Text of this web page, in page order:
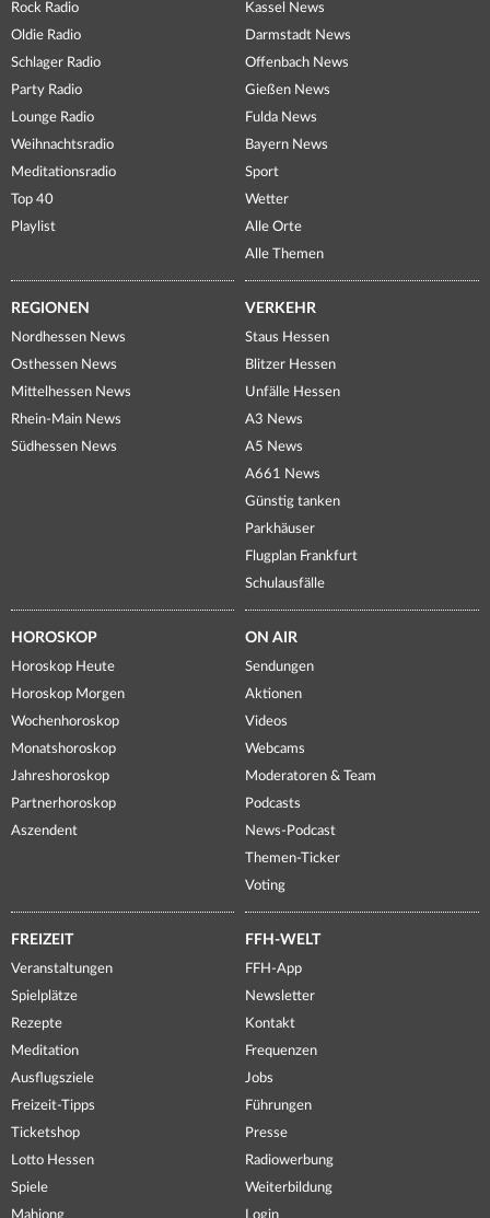
Rock Radio
Oldie Radio
Schlager Radio
Party Radio
Lounge Radio
Weihnachtsradio
Meditationsradio
Top 40
Playlist
Kassel News
Darmstadt News
Offenbach News
Gießen News
Fulda News
Bayern News
Sport
Wetter
Alle Orte
Alle Themen
REGIONEN
Nordhessen News
Osthessen News
Mittelhessen News
Rhein-Main News
Südhessen News
VERKEHR
Staus Hessen
Blitzer Hessen
Unfälle Hessen
A3 News
A5 News
A661 News
Günstig tanken
Parkhäuser
Flugplan Frankfurt
Schulausfälle
HOROSKOP
Horoskop Heute
Horoskop Morgen
Wochenhoroskop
Monatshoroskop
Jahreshoroskop
Partnerhoroskop
Aszendent
ON AIR
Sendungen
Aktionen
Videos
Webcams
Moderatoren & Team
Podcasts
News-Podcast
Themen-Ticker
Voting
FREIZEIT
Veranstaltungen
Spielplätze
Rezepte
Meditation
Ausflugsziele
Freizeit-Tipps
Ticketshop
Lotto Hessen
Spiele
FFH-WELT
FFH-App
Newsletter
Kontakt
Frequenzen
Jobs
Führungen
Presse
Radiowerbung
Weiterbildung